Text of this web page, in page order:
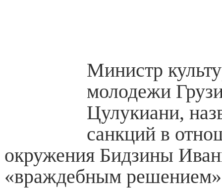
Министр
молодежи
Цулукиани,
санкций в
окружения Бидзины
«враждебным